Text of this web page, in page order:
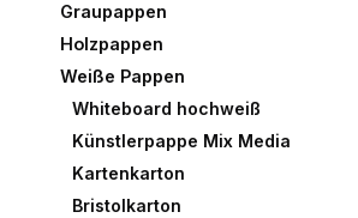
Graupappen
Holzpappen
Weiße Pappen
Whiteboard hochweiß
Künstlerpappe Mix Media
Kartenkarton
Bristolkarton